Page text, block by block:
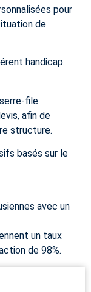
pour
de
handicap.
file
afin de
structure.
basés sur le
avec un
un taux
de 98%.